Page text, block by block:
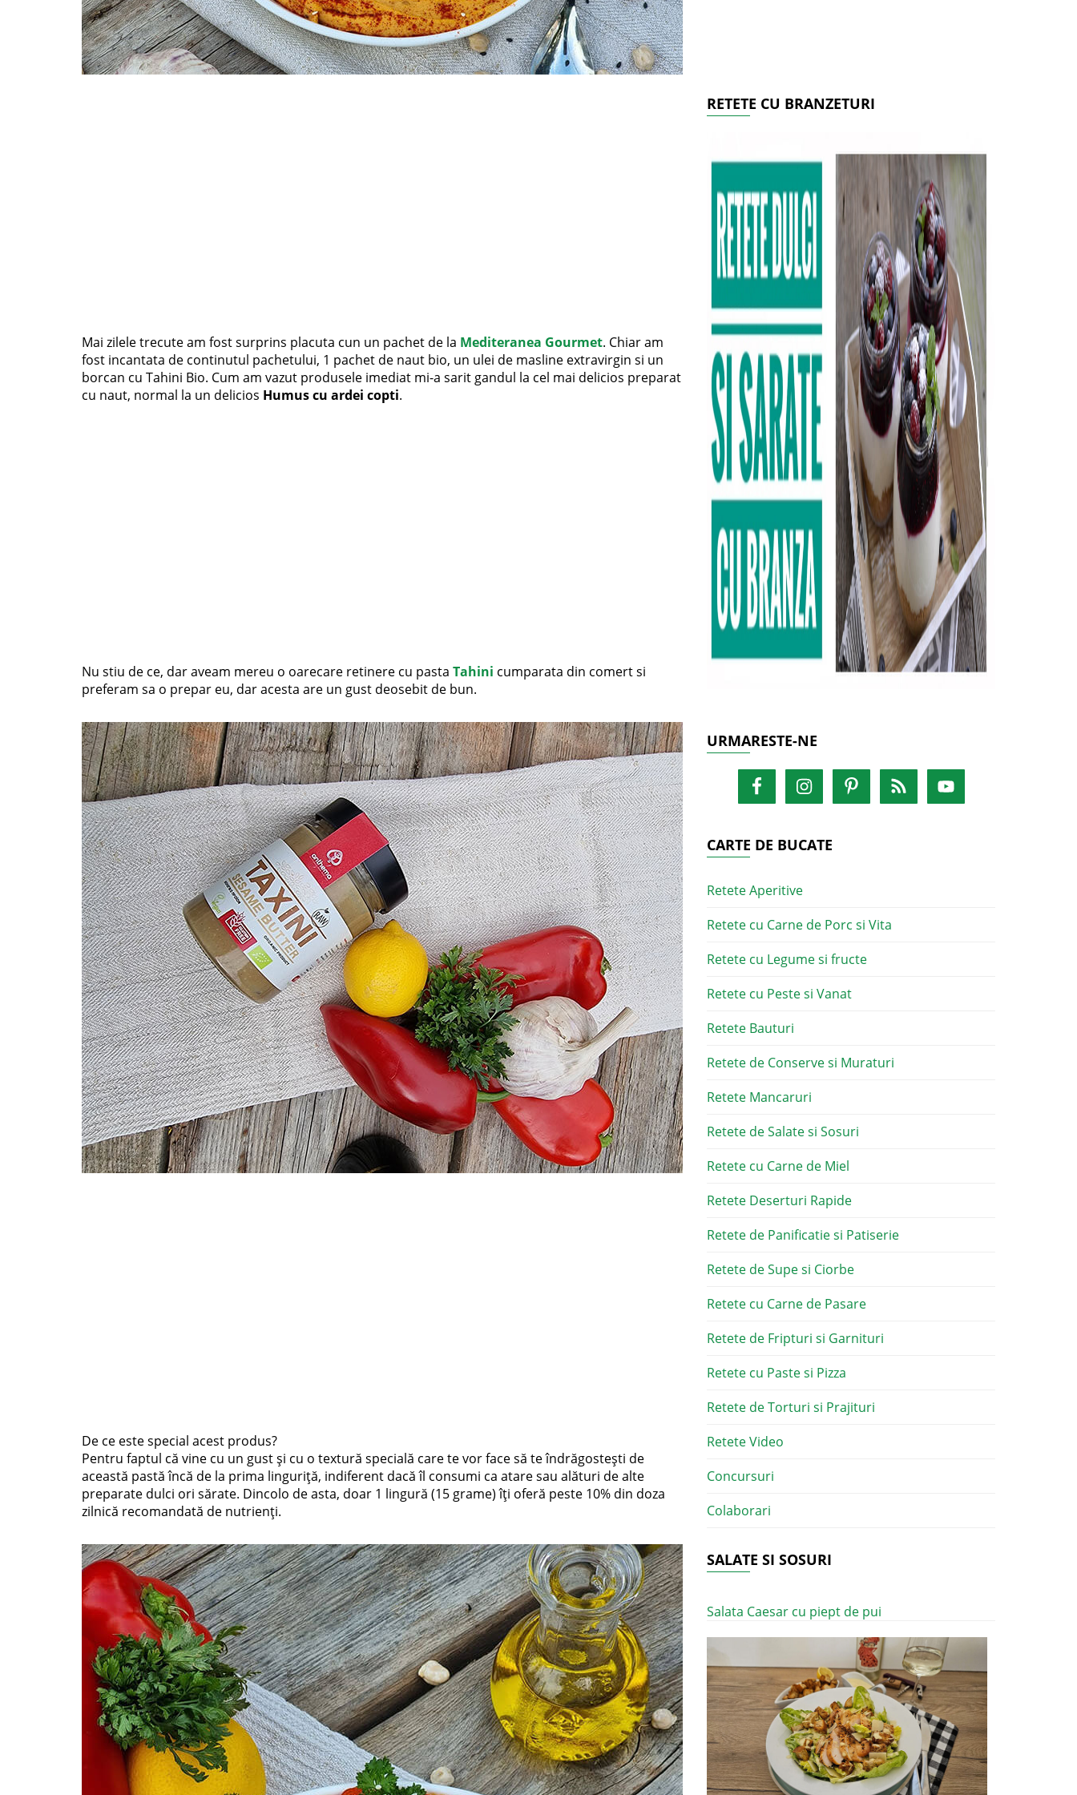
Mai zilele trecute am fost surprins placuta cun un pachet de la Mediteranea Gourmet. Chiar am
fost incantata de continutul pachetului, 1 pachet de naut bio, un ulei de masline extravirgin si un
borcan cu Tahini Bio. Cum am vazut produsele imediat mi-a sarit gandul la cel mai delicios preparat
cu naut, normal la un delicios Humus cu ardei copti.
Nu stiu de ce, dar aveam mereu o oarecare retinere cu pasta Tahini cumparata din comert si
preferam sa o prepar eu, dar acesta are un gust deosebit de bun.
De ce este special acest produs?
Pentru faptul că vine cu un gust și cu o textură specială care te vor face să te îndrăgostești de
această pastă încă de la prima linguriță, indiferent dacă îl consumi ca atare sau alături de alte
preparate dulci ori sărate. Dincolo de asta, doar 1 lingură (15 grame) îți oferă peste 10% din doza
zilnică recomandată de nutrienți.
RETETE CU BRANZETURI
URMARESTE-NE
CARTE DE BUCATE
Retete Aperitive
Retete cu Carne de Porc si Vita
Retete cu Legume si fructe
Retete cu Peste si Vanat
Retete Bauturi
Retete de Conserve si Muraturi
Retete Mancaruri
Retete de Salate si Sosuri
Retete cu Carne de Miel
Retete Deserturi Rapide
Retete de Panificatie si Patiserie
Retete de Supe si Ciorbe
Retete cu Carne de Pasare
Retete de Fripturi si Garnituri
Retete cu Paste si Pizza
Retete de Torturi si Prajituri
Retete Video
Concursuri
Colaborari
SALATE SI SOSURI
Salata Caesar cu piept de pui